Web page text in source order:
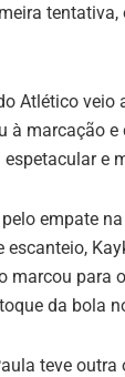
Atlético veio
à marcação
espetacular e
empate
escanteio,
marcou para
da bola
teve